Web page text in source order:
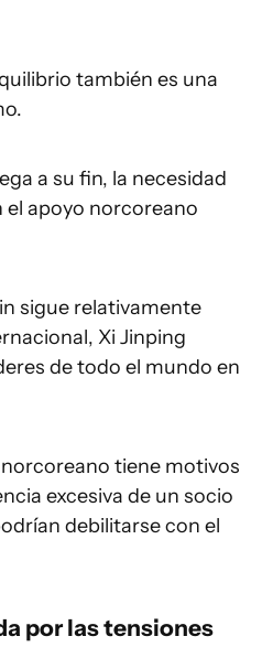
también es una
a su fin, la necesidad
apoyo norcoreano
sigue relativamente
Xi Jinping
de todo el mundo en
tiene motivos
excesiva de un socio
debilitarse con el
por las tensiones